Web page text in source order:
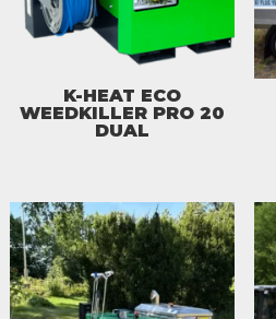
K-HEAT ECO
WEEDKILLER PRO 20
DUAL